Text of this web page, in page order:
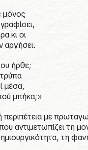
μόνος
κι οι
αργήσει.
ήρθε;
μέσα,
μπήκα;»
περιπέτεια με
αντιμετωπίζει τη
τη